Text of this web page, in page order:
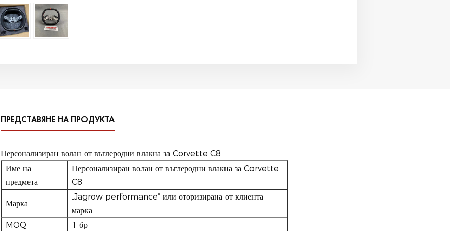
ПРЕДСТАВЯНЕ НА ПРОДУКТА
Персонализиран волан от въглеродни влакна за Corvette C8
Име на
предмета
Персонализиран волан от въглеродни влакна за Corvette
C8
Марка
„Jagrow performance“ или оторизирана от клиента
марка
MOQ
1 бр